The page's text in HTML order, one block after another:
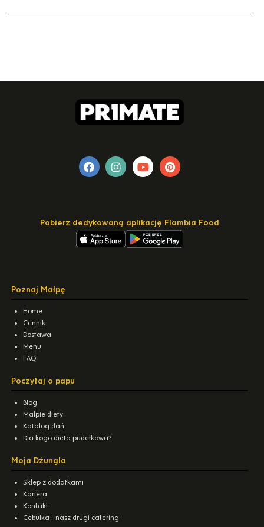
Pobierz dedykowaną aplikację Flambia Food
Poznaj Małpę
Home
Cennik
Dostawa
Menu
FAQ
Poczytaj o papu
Blog
Małpie diety
Katalog dań
Dla kogo dieta pudełkowa?
Moja Dżungla
Sklep z dodatkami
Kariera
Kontakt
Cebulka - nasz drugi catering